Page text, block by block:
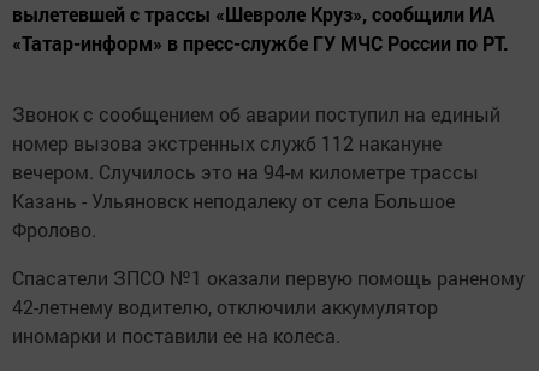
вылетевшей с трассы «Шевроле Круз», сообщили ИА
«Татар-информ» в пресс-службе ГУ МЧС России по РТ.
Звонок с сообщением об аварии поступил на единый
номер вызова экстренных служб 112 накануне
вечером. Случилось это на 94-м километре трассы
Казань - Ульяновск неподалеку от села Большое
Фролово.
Спасатели ЗПСО №1 оказали первую помощь раненому
42-летнему водителю, отключили аккумулятор
иномарки и поставили ее на колеса.